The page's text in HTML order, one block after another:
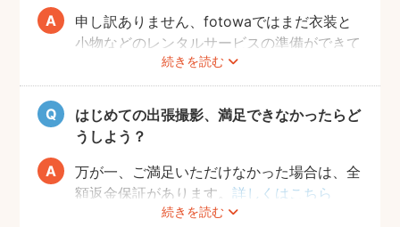
続きを読む
申し訳ありません、fotowaではまだ衣装と
小物などのレンタルサービスの準備ができて
おりませんので、お客様ご自身にご用意をお
願いしております。
はじめての出張撮影、満足できなかったらど
うしよう？
続きを読む
万が一、ご満足いただけなかった場合は、全
額返金保証があります。詳しくはこちら